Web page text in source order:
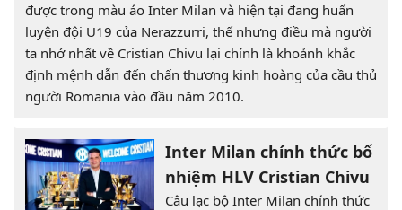
được trong màu áo Inter Milan và hiện tại đang huấn
luyện đội U19 của Nerazzurri, thế nhưng điều mà người
ta nhớ nhất về Cristian Chivu lại chính là khoảnh khắc
định mệnh dẫn đến chấn thương kinh hoàng của cầu thủ
người Romania vào đầu năm 2010.
Inter Milan chính thức bổ
nhiệm HLV Cristian Chivu
Câu lạc bộ Inter Milan chính thức